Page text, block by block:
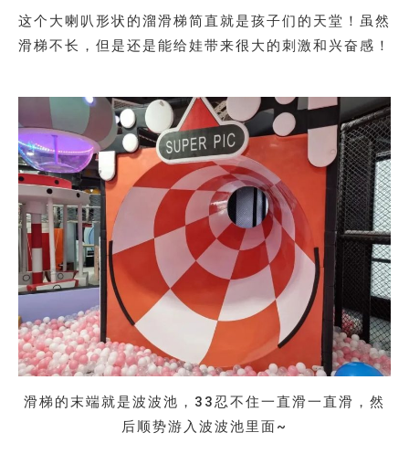
这个大喇叭形状的溜滑梯简直就是孩子们的天堂！虽然
滑梯不长，但是还是能给娃带来很大的刺激和兴奋感！
滑梯的末端就是波波池，33忍不住一直滑一直滑，然
后顺势游入波波池里面~